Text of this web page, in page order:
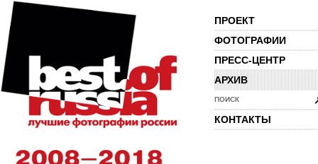
ПРОЕКТ
ФОТОГРАФИИ
ПРЕСС-ЦЕНТР
АРХИВ
ПОИСК
КОНТАКТЫ